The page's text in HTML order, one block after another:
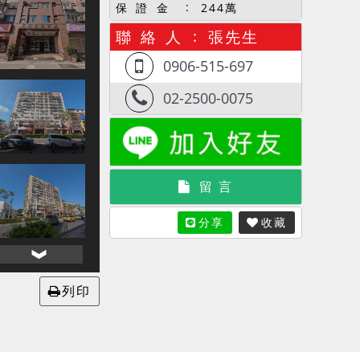
列印
保 證 金 244萬
聯 絡 人 張先生
0906-515-697
02-2500-0075
留 言
分享 收藏